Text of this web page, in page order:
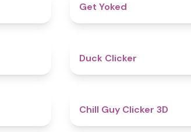
Get Yoked
Duck Clicker
Chill Guy Clicker 3D